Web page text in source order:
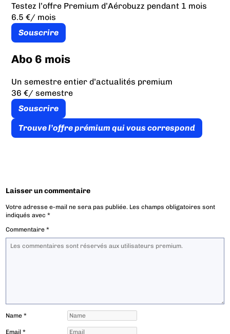
Testez l’offre Premium d’Aérobuzz pendant 1 mois
6.5 €/ mois
Souscrire
Abo 6 mois
Un semestre entier d’actualités premium
36 €/ semestre
Souscrire
Trouve l’offre prémium qui vous correspond
Laisser un commentaire
Votre adresse e-mail ne sera pas publiée. Les champs obligatoires sont
indiqués avec*
Commentaire*
Name*
Email*